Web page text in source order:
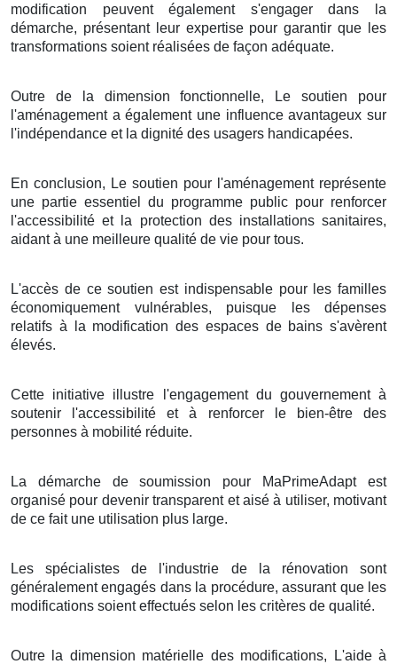
modification peuvent également s'engager dans la
démarche, présentant leur expertise pour garantir que les
transformations soient réalisées de façon adéquate.
Outre de la dimension fonctionnelle, Le soutien pour
l'aménagement a également une influence avantageux sur
l'indépendance et la dignité des usagers handicapées.
En conclusion, Le soutien pour l'aménagement représente
une partie essentiel du programme public pour renforcer
l'accessibilité et la protection des installations sanitaires,
aidant à une meilleure qualité de vie pour tous.
L'accès de ce soutien est indispensable pour les familles
économiquement vulnérables, puisque les dépenses
relatifs à la modification des espaces de bains s'avèrent
élevés.
Cette initiative illustre l'engagement du gouvernement à
soutenir l'accessibilité et à renforcer le bien-être des
personnes à mobilité réduite.
La démarche de soumission pour MaPrimeAdapt est
organisé pour devenir transparent et aisé à utiliser, motivant
de ce fait une utilisation plus large.
Les spécialistes de l'industrie de la rénovation sont
généralement engagés dans la procédure, assurant que les
modifications soient effectués selon les critères de qualité.
Outre la dimension matérielle des modifications, L'aide à